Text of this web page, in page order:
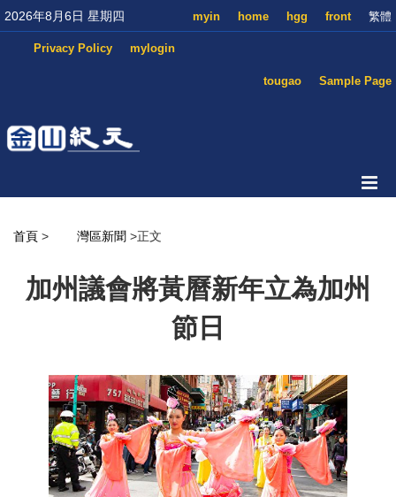
2026年8月6日 星期四 繁體
front
hgg
home
myin
mylogin
Privacy Policy
Sample Page
tougao
首頁 > 灣區新聞 >正文
加州議會將黃曆新年立為加州
節日